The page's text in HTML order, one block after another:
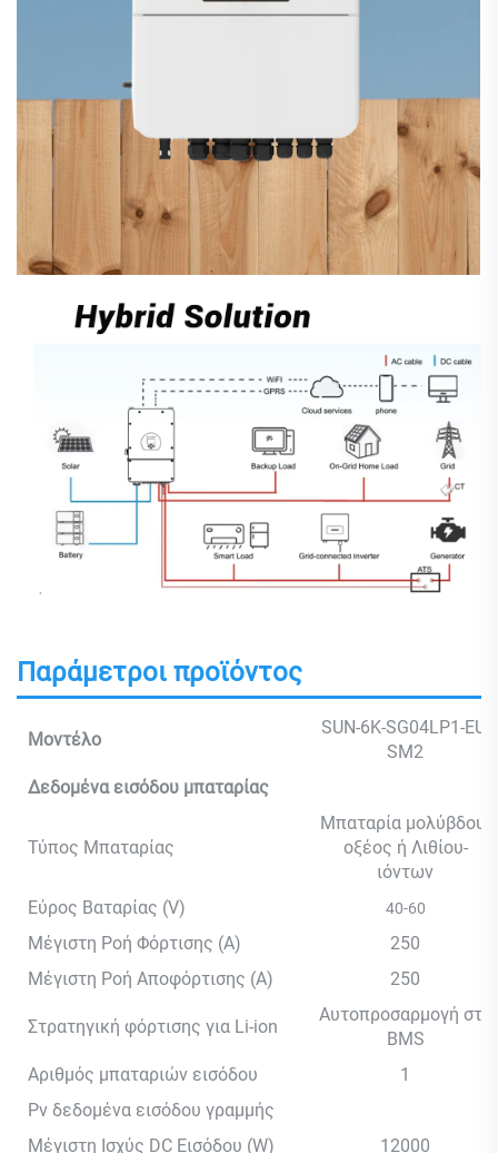
Παράμετροι προϊόντος
Μοντέλο
SUN-6K-SG04LP1-EU-
SM2
Δεδομένα εισόδου μπαταρίας
Τύπος Μπαταρίας
Μπαταρία μολύβδου-
οξέος ή Λιθίου-
ιόντων
Εύρος Βαταρίας (V)
40-60
Μέγιστη Ροή Φόρτισης (A)
250
Μέγιστη Ροή Αποφόρτισης (A)
250
Στρατηγική φόρτισης για Li-ion
Αυτοπροσαρμογή στο
BMS
Αριθμός μπαταριών εισόδου
1
Pv δεδομένα εισόδου γραμμής
Μέγιστη Ισχύς DC Εισόδου (W)
12000